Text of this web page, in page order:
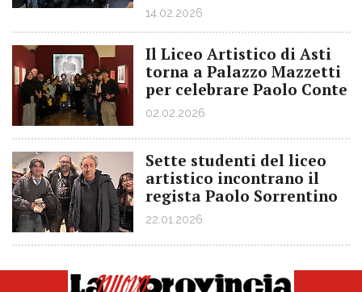
14.02.2026
Il Liceo Artistico di Asti
torna a Palazzo Mazzetti
per celebrare Paolo Conte
02.02.2026
Sette studenti del liceo
artistico incontrano il
regista Paolo Sorrentino
22.01.2026